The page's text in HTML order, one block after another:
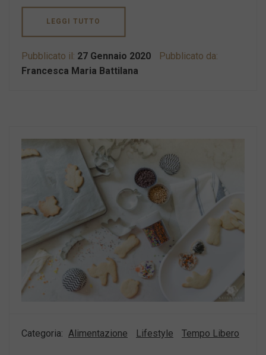
LEGGI TUTTO
Pubblicato il: 27 Gennaio 2020
Pubblicato da:
Francesca Maria Battilana
Categoria: Alimentazione Lifestyle Tempo Libero